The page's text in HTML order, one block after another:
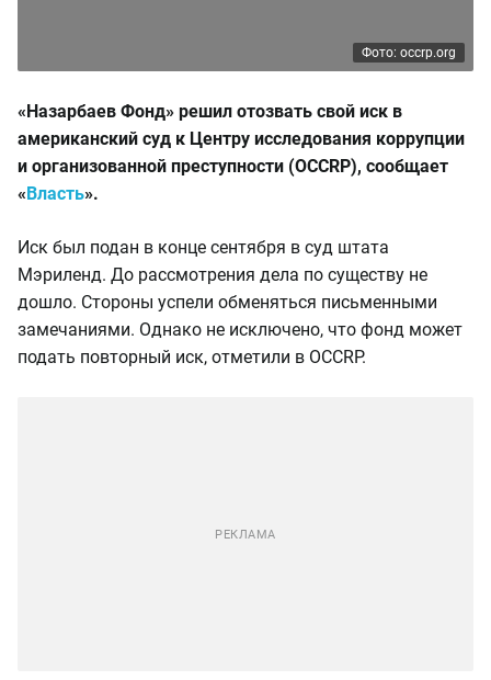
Фото: occrp.org
«Назарбаев Фонд» решил отозвать свой иск в
американский суд к Центру исследования коррупции
и организованной преступности (OCCRP), сообщает
«Власть».
Иск был подан в конце сентября в суд штата
Мэриленд. До рассмотрения дела по существу не
дошло. Стороны успели обменяться письменными
замечаниями. Однако не исключено, что фонд может
подать повторный иск, отметили в OCCRP.